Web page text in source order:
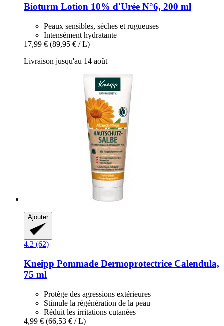
Bioturm Lotion 10% d'Urée N°6, 200 ml
Peaux sensibles, sèches et rugueuses
Intensément hydratante
17,99 € (89,95 € / L)
Livraison jusqu'au 14 août
Ajouter
4.2 (62)
Kneipp Pommade Dermoprotectrice Calendula,
75 ml
Protège des agressions extérieures
Stimule la régénération de la peau
Réduit les irritations cutanées
4,99 € (66,53 € / L)